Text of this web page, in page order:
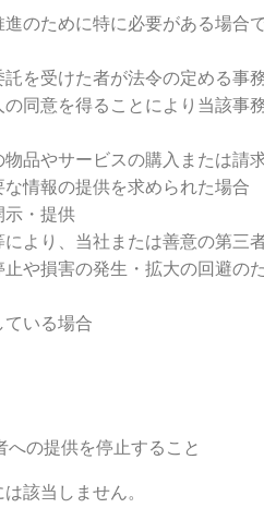
のために特に必要がある場合
を受けた者が法令の定める事
同意を得ることにより当該事
品やサービスの購入または請
情報の提供を求められた場合
示・提供
より、当社または善意の第三
や損害の発生・拡大の回避の
ている場合
への提供を停止すること
該当しません。